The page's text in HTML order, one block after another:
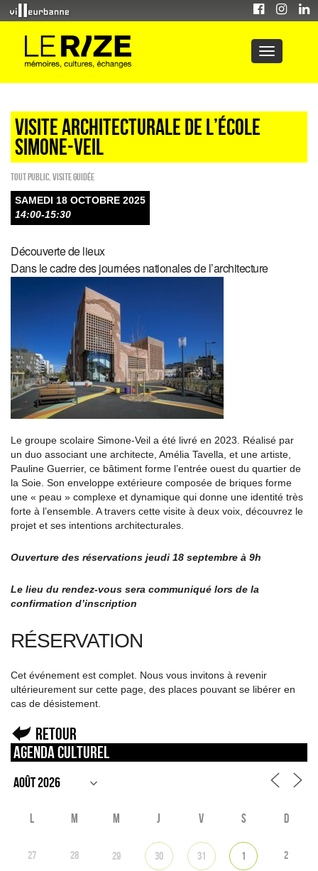
Visite architecturale de l’école
Simone-Veil
Tout public Visite guidée
SAMEDI 18 OCTOBRE 2025
14:00-15:30
Découverte de lieux
Dans le cadre des journées nationales de l’architecture
Le groupe scolaire Simone-Veil a été livré en 2023. Réalisé par
un duo associant une architecte, Amélia Tavella, et une artiste,
Pauline Guerrier, ce bâtiment forme l’entrée ouest du quartier de
la Soie. Son enveloppe extérieure composée de briques forme
une « peau » complexe et dynamique qui donne une identité très
forte à l’ensemble. A travers cette visite à deux voix, découvrez le
projet et ses intentions architecturales.
Ouverture des réservations jeudi 18 septembre à 9h
Le lieu du rendez-vous sera communiqué lors de la
confirmation d’inscription
RÉSERVATION
Cet événement est complet. Nous vous invitons à revenir
ultérieurement sur cette page, des places pouvant se libérer en
cas de désistement.
Retour
Agenda culturel
L M M J V S D
27 28 29 30 31 1 2